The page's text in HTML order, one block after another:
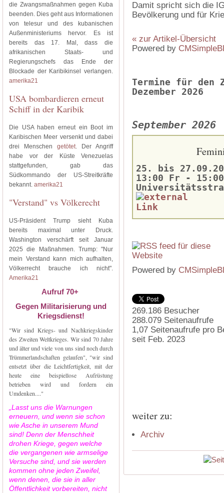
die Zwangsmaßnahmen gegen Kuba
beenden. Dies geht aus Informationen
von telesur und des kubanischen
Außenministeriums hervor. Es ist
bereits das 17. Mal, dass die
afrikanischen Staats- und
Regierungschefs das Ende der
Blockade der Karibikinsel verlangen.
amerika21
USA bombardieren erneut
Schiff in der Karibik
Die USA haben erneut ein Boot im
Karibischen Meer versenkt und dabei
drei Menschen getötet. Der Angriff
habe vor der Küste Venezuelas
stattgefunden, gab das
Südkommando der US-Streitkräfte
bekannt. amerika21
"Verstand" vs Völkerecht
US-Präsident Trump sieht Kuba
bereits maximal unter Druck.
Washington verschärft seit Januar
2025 die Maßnahmen. Trump: "Nur
mein Verstand kann mich aufhalten,
Völkerrecht brauche ich nicht".
Amerika21
Aufruf 70+
Gegen Militarisierung und
Kriegsdienst!
"Wir sind Kriegs- und Nachkriegskinder
des Zweiten Weltkrieges. Wir sind 70 Jahre
und älter und viele von uns sind noch durch
Trümmerlandschaften gelaufen", "wir sind
entsetzt über die Leichtfertigkeit, mit der
heute eine beispiellose Aufrüstung
betrieben wird und fordern ein
Umdenken...."
„Lasst uns die Warnungen
erneuern, und wenn sie schon
wie Asche in unserem Mund
sind! Denn der Menschheit
drohen Kriege, gegen welche
die vergangenen wie armselige
Versuche sind, und sie werden
kommen ohne jeden Zweifel,
wenn denen, die sie in aller
Öffentlichkeit vorbereiten, nicht
Damit spricht sich die
Bevölkerung und für
« zur Artikel-Übersicht
Powered by
Termine für den
Dezember 2026
September 2026
25. bis
13:00 Fr - 15:00
Powered by
269.186 Besucher
288.079 Seitenaufrufe
1,07 Seitenaufrufe pro
seit Feb. 2023
weiter zu:
Archiv